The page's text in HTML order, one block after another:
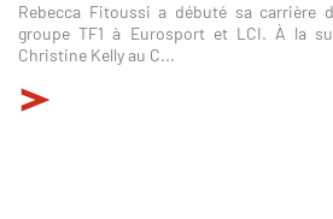
Rebecca Fitoussi a débuté sa carrière
groupe TF1 à Eurosport et LCI. À la
Christine Kelly au C...